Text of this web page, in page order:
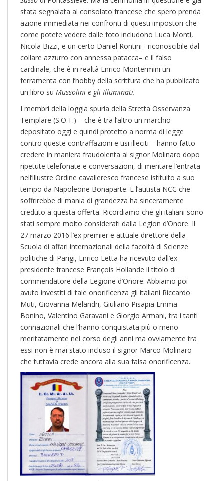
stata segnalata al consolato francese che spero prenda
azione immediata nei confronti di questi impostori che
come potete vedere dalle foto includono Luca Monti,
Nicola Bizzi, e un certo Daniel Rontini– riconoscibile dal
collare azzurro con annessa patacca– e il falso
cardinale, che è in realtà Enrico Montermini un
ferramenta con l’hobby della scrittura che ha pubblicato
un libro su Mussolini e gli Illuminati.
I membri della loggia spuria della Stretta Osservanza
Templare (S.O.T.) – che è tra l’altro un marchio
depositato oggi e quindi protetto a norma di legge
contro queste contraffazioni e usi illeciti– hanno fatto
credere in maniera fraudolenta al signor Molinaro dopo
ripetute telefonate e conversazioni, di meritare l’entrata
nell’illustre Ordine cavalleresco francese istituito a suo
tempo da Napoleone Bonaparte. E l’autista NCC che
soffrirebbe di mania di grandezza ha sinceramente
creduto a questa offerta. Ricordiamo che gli italiani sono
stati sempre molto considerati dalla Legion d’Onore. Il
27 marzo 2016 l’ex premier e attuale direttore della
Scuola di affari internazionali della facoltà di Scienze
politiche di Parigi, Enrico Letta ha ricevuto dall’ex
presidente francese François Hollande il titolo di
commendatore della Legione d’Onore. Abbiamo poi
avuto investiti di tale onorificenza gli italiani Riccardo
Muti, Giovanna Melandri, Giuliano Pisapia Emma
Bonino, Valentino Garavani e Giorgio Armani, tra i tanti
connazionali che l’hanno conquistata più o meno
meritatamente nel corso degli anni ma ovviamente tra
essi non è mai stato incluso il signor Marco Molinaro
che tuttavia crede ancora alla sua falsa onorificenza.